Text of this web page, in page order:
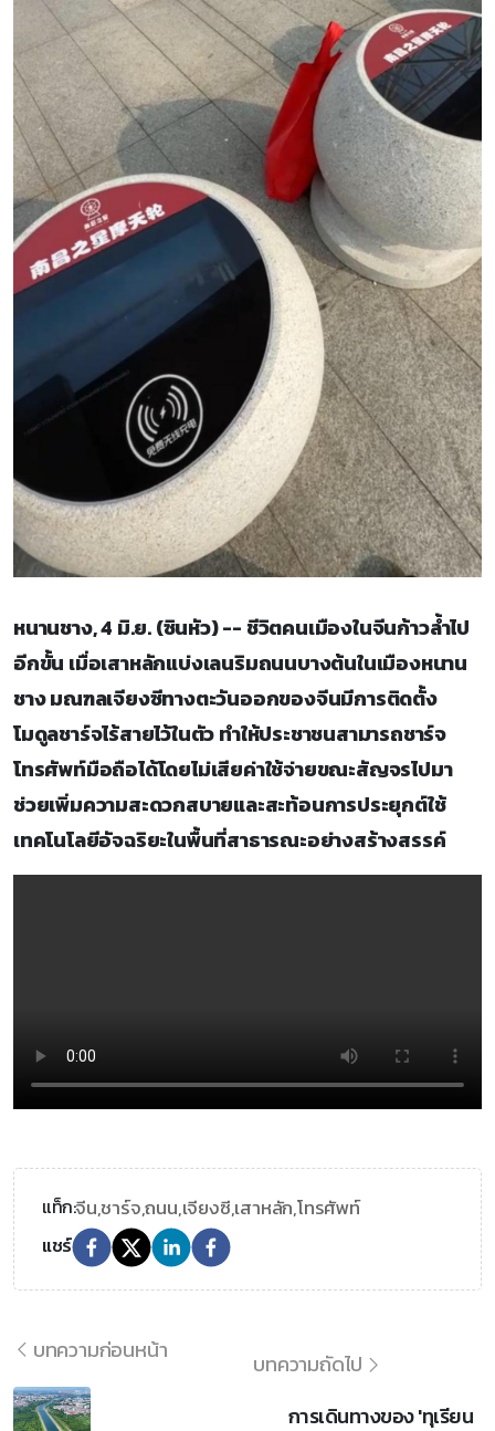
หนานชาง, 4 มิ.ย. (ซินหัว) -- ชีวิตคนเมืองในจีนก้าวล้ำไป
อีกขั้น เมื่อเสาหลักแบ่งเลนริมถนนบางต้นในเมืองหนาน
ชาง มณฑลเจียงซีทางตะวันออกของจีนมีการติดตั้ง
โมดูลชาร์จไร้สายไว้ในตัว ทำให้ประชาชนสามารถชาร์จ
โทรศัพท์มือถือได้โดยไม่เสียค่าใช้จ่ายขณะสัญจรไปมา
ช่วยเพิ่มความสะดวกสบายและสะท้อนการประยุกต์ใช้
เทคโนโลยีอัจฉริยะในพื้นที่สาธารณะอย่างสร้างสรรค์
แท็ก:จีน,ชาร์จ,ถนน,เจียงซี,เสาหลัก,โทรศัพท์
แชร์
บทความก่อนหน้า
บทความถัดไป
การเดินทางของ 'ทุเรียน